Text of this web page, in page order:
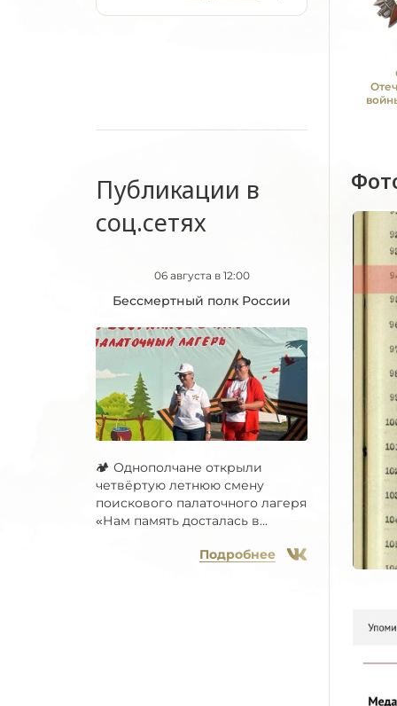
Публикации в
соц.сетях
06 августа в 12:00
Бессмертный полк России
🏕 Однополчане открыли
четвёртую летнюю смену
поискового палаточного лагеря
«Нам память досталась в...
Подробнее